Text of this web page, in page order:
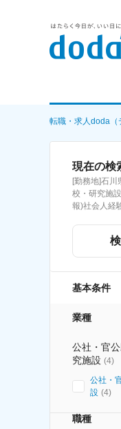
詳細条件か
求人特集か
転職・求人doda（
現在の検
[勤務地]石
校・研究施
報)社会人経
基本条件
業種
公社・官
究施設 (4)
公社・
設 (4)
職種